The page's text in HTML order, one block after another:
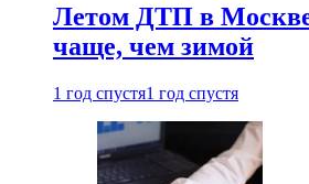
Летом ДТП в
чаще, чем зимой
1 год спустя1 год спустя